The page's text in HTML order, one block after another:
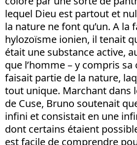
lequel Dieu est partout et
la nature ne font qu’un. A la
hylozoïsme ionien, il tenait
était une substance active,
que l’homme – y compris sa
faisait partie de la nature,
tout unique. Marchant dans
de Cuse, Bruno soutenait
infini et consistait en une
dont certains étaient
est facile de comprendre